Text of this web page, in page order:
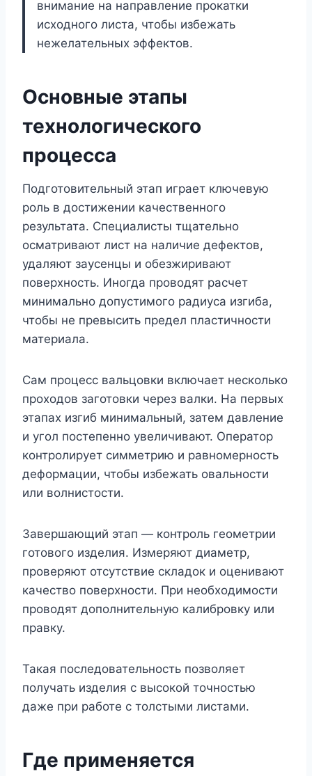
внимание на направление прокатки
исходного листа, чтобы избежать
нежелательных эффектов.
Основные этапы
технологического
процесса
Подготовительный этап играет ключевую
роль в достижении качественного
результата. Специалисты тщательно
осматривают лист на наличие дефектов,
удаляют заусенцы и обезжиривают
поверхность. Иногда проводят расчет
минимально допустимого радиуса изгиба,
чтобы не превысить предел пластичности
материала.
Сам процесс вальцовки включает несколько
проходов заготовки через валки. На первых
этапах изгиб минимальный, затем давление
и угол постепенно увеличивают. Оператор
контролирует симметрию и равномерность
деформации, чтобы избежать овальности
или волнистости.
Завершающий этап — контроль геометрии
готового изделия. Измеряют диаметр,
проверяют отсутствие складок и оценивают
качество поверхности. При необходимости
проводят дополнительную калибровку или
правку.
Такая последовательность позволяет
получать изделия с высокой точностью
даже при работе с толстыми листами.
Где применяется